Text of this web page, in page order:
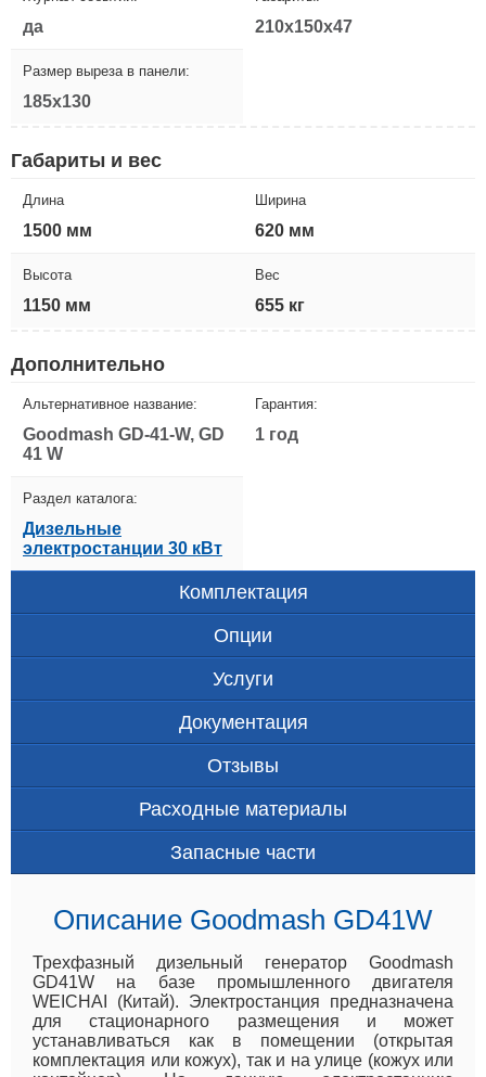
да 210x150x47
Размер выреза в панели:
185x130
Габариты и вес
Длина
1500 мм
Ширина
620 мм
Высота
1150 мм
Вес
655 кг
Дополнительно
Альтернативное название:
Goodmash GD-41-W, GD
41 W
Гарантия:
1 год
Раздел каталога:
Дизельные
электростанции 30 кВт
Комплектация
Опции
Услуги
Документация
Отзывы
Расходные материалы
Запасные части
Описание Goodmash GD41W
Трехфазный дизельный генератор Goodmash
GD41W на базе промышленного двигателя
WEICHAI (Китай). Электростанция предназначена
для стационарного размещения и может
устанавливаться как в помещении (открытая
комплектация или кожух), так и на улице (кожух или